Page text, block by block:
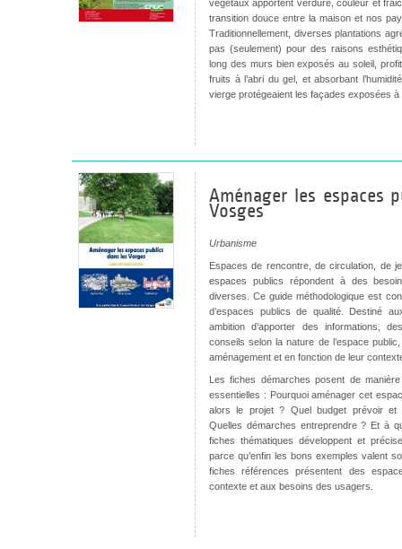
végétaux apportent verdure, couleur et
transition douce entre la maison et nos
Traditionnellement, diverses plantations
pas (seulement) pour des raisons
long des murs bien exposés au soleil,
fruits à l’abri du gel, et absorbant
vierge protégeaient les façades exposées à
Aménager les espaces
Vosges
Urbanisme
Espaces de rencontre, de circulation, de
espaces publics répondent à des
diverses. Ce guide méthodologique est
d’espaces publics de qualité. Destiné
ambition d’apporter des informations,
conseils selon la nature de l’espace
aménagement et en fonction de leur
Les fiches démarches posent de
essentielles : Pourquoi aménager cet
alors le projet ? Quel budget prévoir et
Quelles démarches entreprendre ? Et à
fiches thématiques développent et
parce qu’enfin les bons exemples valent
fiches références présentent des
contexte et aux besoins des usagers.